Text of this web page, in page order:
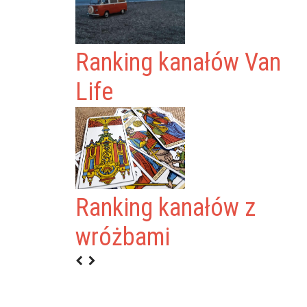
Ranking kanałów Van
Life
Ranking kanałów z
wróżbami